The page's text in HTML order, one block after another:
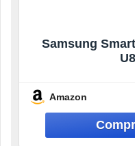
Samsung
Amazon